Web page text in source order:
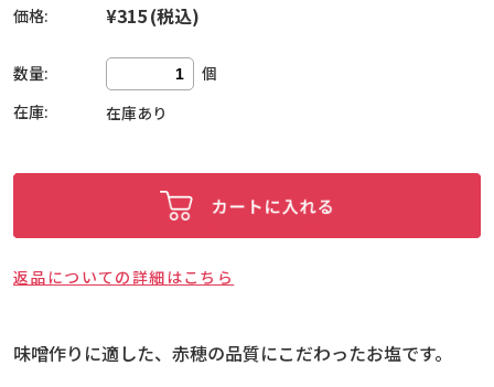
価格: ¥315(税込)
数量:
個
在庫:
在庫あり
返品についての詳細はこちら
味噌作りに適した、赤穂の品質にこだわったお塩です。